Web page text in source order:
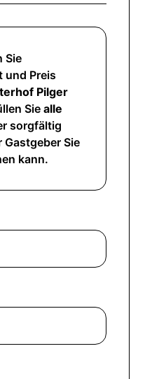
Sie
und Preis
Pilger
Siealle
sorgfältig
Gastgeber Sie
kann.